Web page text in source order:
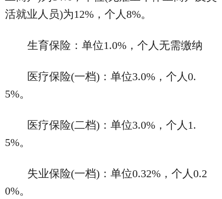
活就业人员)为12%，个人8%。
生育保险：单位1.0%，个人无需缴纳
医疗保险(一档)：单位3.0%，个人0.
5%。
医疗保险(二档)：单位3.0%，个人1.
5%。
失业保险(一档)：单位0.32%，个人0.2
0%。